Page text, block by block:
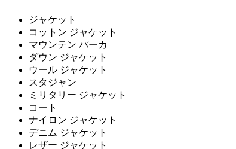
ジャケット
コットン ジャケット
マウンテン パーカ
ダウン ジャケット
ウール ジャケット
スタジャン
ミリタリー ジャケット
コート
ナイロン ジャケット
デニム ジャケット
レザー ジャケット